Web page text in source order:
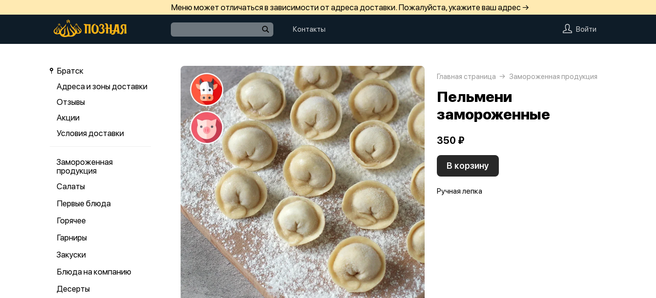
Меню может отличаться в зависимости от адреса доставки. Пожалуйста, укажите ваш адрес →
Контакты Войти
Братск
Адреса и зоны доставки
Отзывы
Акции
Условия доставки
Замороженная
продукция
Салаты
Первые блюда
Горячее
Гарниры
Закуски
Блюда на компанию
Десерты
Главная страница Замороженная продукция
Пельмени
замороженные
350 ₽
В корзину
Ручная лепка